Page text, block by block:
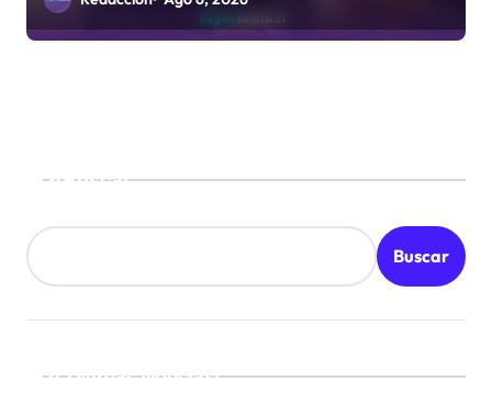
Buscar
Buscar
¡Ultimas Noticias!